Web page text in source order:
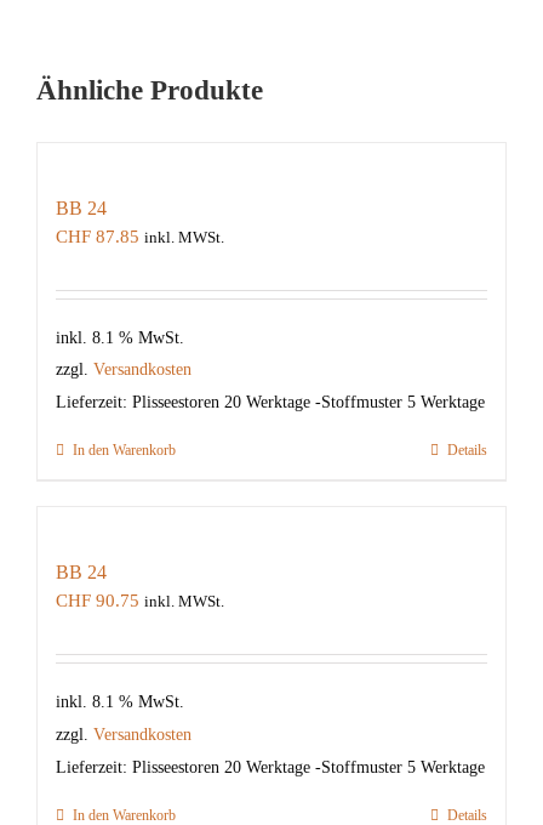
Ähnliche Produkte
BB 24
CHF 87.85 inkl. MWSt.
inkl. 8.1 % MwSt.
zzgl. Versandkosten
Lieferzeit: Plisseestoren 20 Werktage -Stoffmuster 5 Werktage
In den Warenkorb Details
BB 24
CHF 90.75 inkl. MWSt.
inkl. 8.1 % MwSt.
zzgl. Versandkosten
Lieferzeit: Plisseestoren 20 Werktage -Stoffmuster 5 Werktage
In den Warenkorb Details